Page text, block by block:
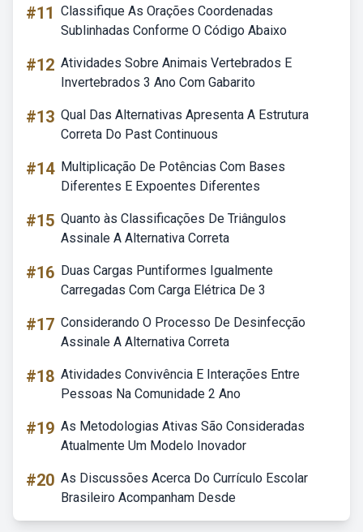
#11 Classifique As Orações Coordenadas
Sublinhadas Conforme O Código Abaixo
#12 Atividades Sobre Animais Vertebrados E
Invertebrados 3 Ano Com Gabarito
#13 Qual Das Alternativas Apresenta A Estrutura
Correta Do Past Continuous
#14 Multiplicação De Potências Com Bases
Diferentes E Expoentes Diferentes
#15 Quanto às Classificações De Triângulos
Assinale A Alternativa Correta
#16 Duas Cargas Puntiformes Igualmente
Carregadas Com Carga Elétrica De 3
#17 Considerando O Processo De Desinfecção
Assinale A Alternativa Correta
#18 Atividades Convivência E Interações Entre
Pessoas Na Comunidade 2 Ano
#19 As Metodologias Ativas São Consideradas
Atualmente Um Modelo Inovador
#20 As Discussões Acerca Do Currículo Escolar
Brasileiro Acompanham Desde